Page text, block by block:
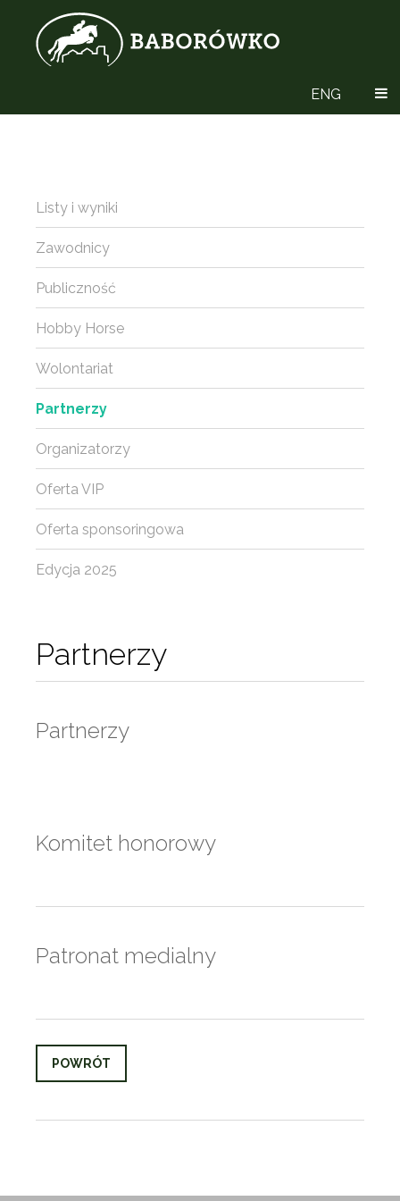
ENG
Partnerzy
Partnerzy
Komitet honorowy
Patronat medialny
POWRÓT
Listy i wyniki
Zawodnicy
Publiczność
Hobby Horse
Wolontariat
Partnerzy
Organizatorzy
Oferta VIP
Oferta sponsoringowa
Edycja 2025